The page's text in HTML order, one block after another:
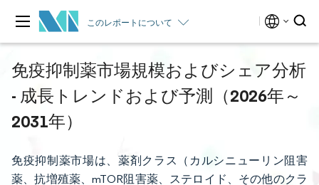
このレポートについて
免疫抑制薬市場規模およびシェア分析
- 成長トレンドおよび予測（2026年～
2031年）
免疫抑制薬市場は、薬剤クラス（カルシニューリン阻害
薬、抗増殖薬、mTOR阻害薬、ステロイド、その他のクラ